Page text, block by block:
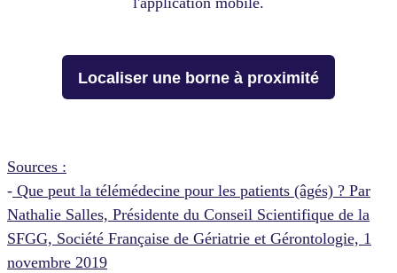
Localiser une borne à proximité
Sources :
- Que peut la télémédecine pour les patients (âgés) ? Par
Nathalie Salles, Présidente du Conseil Scientifique de la
SFGG, Société Française de Gériatrie et Gérontologie, 1
novembre 2019